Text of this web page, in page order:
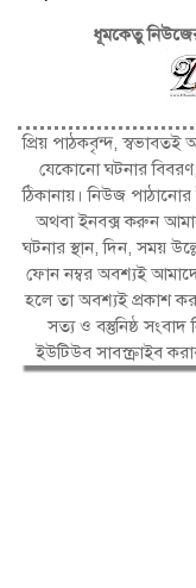
ধূমকেতু
প্রিয় পাঠকবৃন্দ, স্বভাবতই
যেকোনো ঘটনার
ঠিকানায়। নিউজ
অথবা ইনবক্স করুন
ঘটনার স্থান, দিন, সময়
ফোন নম্বর অবশ্যই
হলে তা অবশ্যই প্রকাশ
সত্য ও বস্তুনিষ্ঠ
ইউটিউব সাবস্ক্রাইব